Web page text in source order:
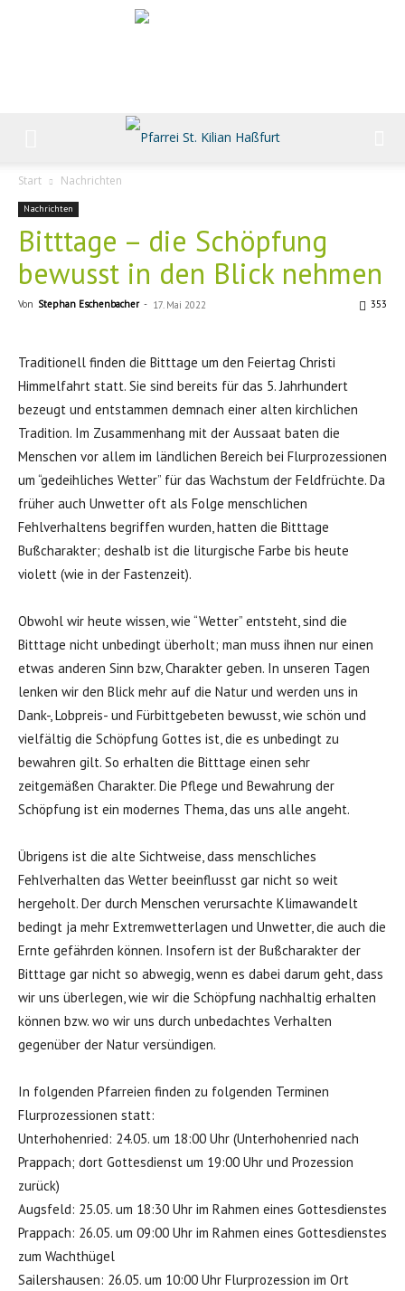
Start Nachrichten
Nachrichten
Bitttage – die Schöpfung
bewusst in den Blick nehmen
Von Stephan Eschenbacher - 17. Mai 2022 353
Traditionell finden die Bitttage um den Feiertag Christi
Himmelfahrt statt. Sie sind bereits für das 5. Jahrhundert
bezeugt und entstammen demnach einer alten kirchlichen
Tradition. Im Zusammenhang mit der Aussaat baten die
Menschen vor allem im ländlichen Bereich bei Flurprozessionen
um “gedeihliches Wetter” für das Wachstum der Feldfrüchte. Da
früher auch Unwetter oft als Folge menschlichen
Fehlverhaltens begriffen wurden, hatten die Bitttage
Bußcharakter; deshalb ist die liturgische Farbe bis heute
violett (wie in der Fastenzeit).
Obwohl wir heute wissen, wie “Wetter” entsteht, sind die
Bitttage nicht unbedingt überholt; man muss ihnen nur einen
etwas anderen Sinn bzw, Charakter geben. In unseren Tagen
lenken wir den Blick mehr auf die Natur und werden uns in
Dank-, Lobpreis- und Fürbittgebeten bewusst, wie schön und
vielfältig die Schöpfung Gottes ist, die es unbedingt zu
bewahren gilt. So erhalten die Bitttage einen sehr
zeitgemäßen Charakter. Die Pflege und Bewahrung der
Schöpfung ist ein modernes Thema, das uns alle angeht.
Übrigens ist die alte Sichtweise, dass menschliches
Fehlverhalten das Wetter beeinflusst gar nicht so weit
hergeholt. Der durch Menschen verursachte Klimawandelt
bedingt ja mehr Extremwetterlagen und Unwetter, die auch die
Ernte gefährden können. Insofern ist der Bußcharakter der
Bitttage gar nicht so abwegig, wenn es dabei darum geht, dass
wir uns überlegen, wie wir die Schöpfung nachhaltig erhalten
können bzw. wo wir uns durch unbedachtes Verhalten
gegenüber der Natur versündigen.
In folgenden Pfarreien finden zu folgenden Terminen
Flurprozessionen statt:
Unterhohenried: 24.05. um 18:00 Uhr (Unterhohenried nach
Prappach; dort Gottesdienst um 19:00 Uhr und Prozession
zurück)
Augsfeld: 25.05. um 18:30 Uhr im Rahmen eines Gottesdienstes
Prappach: 26.05. um 09:00 Uhr im Rahmen eines Gottesdienstes
zum Wachthügel
Sailershausen: 26.05. um 10:00 Uhr Flurprozession im Ort